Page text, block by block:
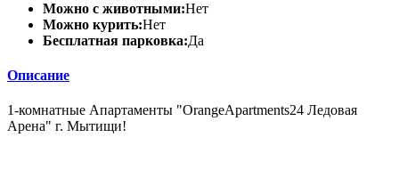
Можно с животными:Нет
Можно курить:Нет
Бесплатная парковка:Да
Описание
1-комнатные Апартаменты "OrangeApartments24 Ледовая
Арена" г. Мытищи!